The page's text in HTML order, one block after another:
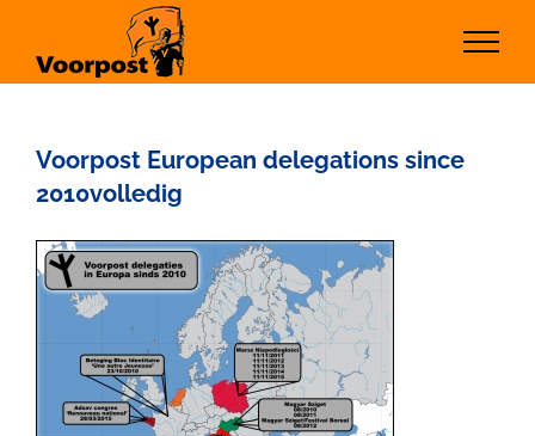
inhoud
Voorpost European delegations since
2010volledig